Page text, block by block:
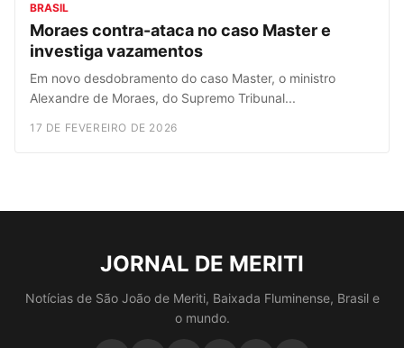
BRASIL
Moraes contra-ataca no caso Master e
investiga vazamentos
Em novo desdobramento do caso Master, o ministro
Alexandre de Moraes, do Supremo Tribunal...
17 DE FEVEREIRO DE 2026
JORNAL DE MERITI
Notícias de São João de Meriti, Baixada Fluminense, Brasil e
o mundo.